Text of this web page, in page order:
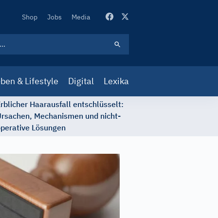
Secondary
Shop Jobs Media
& Lifestyle Digital Lexika
Haarausfall entschlüsselt:
Mechanismen und nicht-
Lösungen